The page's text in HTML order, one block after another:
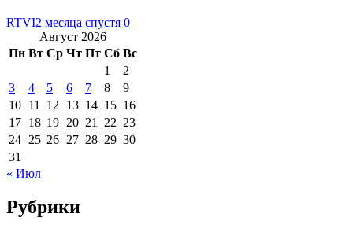
RTVI2 месяца спустя 0
Август 2026
Пн Вт Ср Чт Пт Сб Вс
1
2
3
4 5 6 7 8
9
10 11 12 13 14 15 16
17 18 19 20 21 22 23
24 25 26 27 28 29 30
31
« Июл
Рубрики